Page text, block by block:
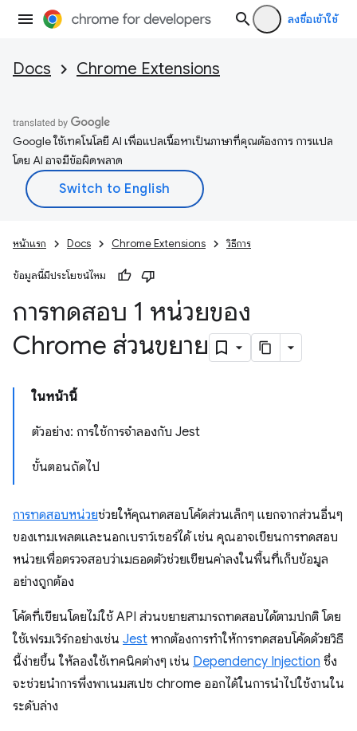
ลงชื่อเข้าใช้
Docs Chrome Extensions
Google ใช้เทคโนโลยี AI เพื่อแปลเนื้อหาเป็นภาษาที่คุณต้องการ การแปล
โดย AI อาจมีข้อผิดพลาด
หน้าแรก Docs Chrome Extensions วิธีการ
ข้อมูลนี้มีประโยชน์ไหม
การทดสอบ 1 หน่วยของ
Chrome ส่วนขยาย
ในหน้านี้
ตัวอย่าง: การใช้การจําลองกับ Jest
ขั้นตอนถัดไป
การทดสอบหน่วยช่วยให้คุณทดสอบโค้ดส่วนเล็กๆ แยกจากส่วนอื่นๆ
ของเทมเพลตและนอกเบราว์เซอร์ได้ เช่น คุณอาจเขียนการทดสอบ
หน่วยเพื่อตรวจสอบว่าเมธอดตัวช่วยเขียนค่าลงในพื้นที่เก็บข้อมูล
อย่างถูกต้อง
โค้ดที่เขียนโดยไม่ใช้ API ส่วนขยายสามารถทดสอบได้ตามปกติ โดย
ใช้เฟรมเวิร์กอย่างเช่น Jest หากต้องการทำให้การทดสอบโค้ดด้วยวิธี
นี้ง่ายขึ้น ให้ลองใช้เทคนิคต่างๆ เช่น Dependency Injection ซึ่ง
จะช่วยนำการพึ่งพาเนมสเปซ chrome ออกได้ในการนำไปใช้งานใน
ระดับล่าง